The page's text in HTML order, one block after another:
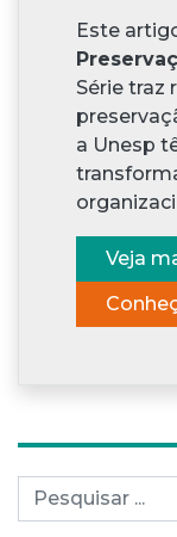
Este
Série traz
a Unesp
Veja
Pesquisar por: